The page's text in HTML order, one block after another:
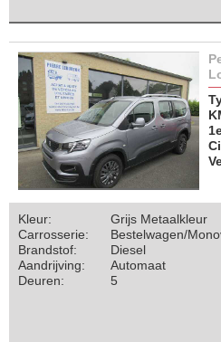
Kleur:
Grijs Metaalkleur
Carrosserie:
Bestelwagen/
Brandstof:
Diesel
Aandrijving:
Automaat
Deuren:
5